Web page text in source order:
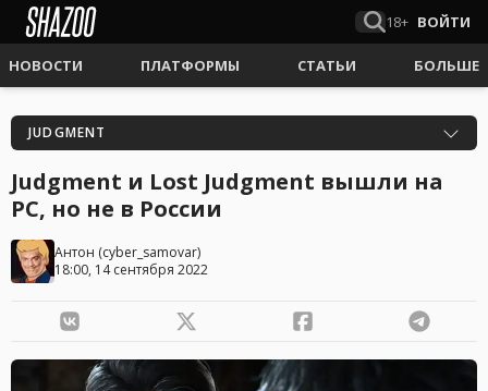
18+ ВОЙТИ
НОВОСТИ ПЛАТФОРМЫ СТАТЬИ БОЛЬШЕ
JUDGMENT
Judgment и Lost Judgment вышли на
PC, но не в России
Антон (cyber_samovar)
18:00, 14 сентября 2022